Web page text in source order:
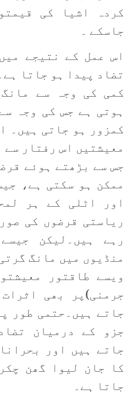
کردہ اشیا کی
جاسکے ۔
اس عمل کے نتیجے
تضاد پیدا ہو جاتا
کمی کی وجہ سے
ہوتی ہے جس کی وجہ
کمزور ہو جاتی ہیں۔
معیشتیں اس رفتار
جس سے بڑھتے ہوئے
ممکن ہو سکتی ہے،
اور اٹلی کے ہر
ریاستی قرضوں کی
رہے ہیں۔لیکن
منڈیوں میں مانگ
ویسے طاقتور
جرمنی)پر بھی
جاتے ہیں۔حتمی طور
جزو کے درمیان
جاتے ہیں اور
کا جان لیوا گھن
جاتا ہے۔